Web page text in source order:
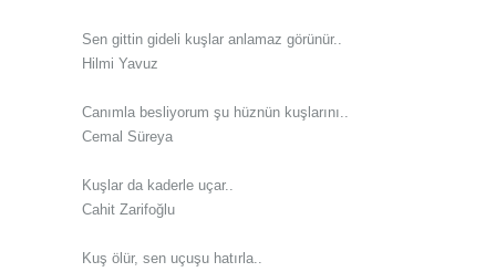
Sen gittin gideli kuşlar anlamaz görünür..
Hilmi Yavuz
Canımla besliyorum şu hüznün kuşlarını..
Cemal Süreya
Kuşlar da kaderle uçar..
Cahit Zarifoğlu
Kuş ölür, sen uçuşu hatırla..